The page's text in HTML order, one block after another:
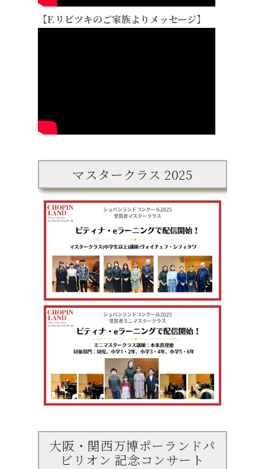
【F.リビツキのご家族よりメッセージ】
マスタークラス 2025
大阪・関西万博ポーランドパ
ビリオン 記念コンサート